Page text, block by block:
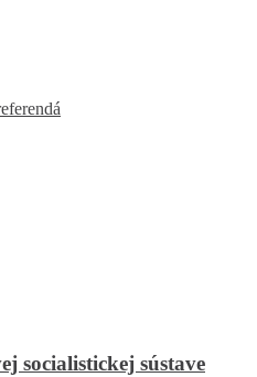
socialistickej sústave